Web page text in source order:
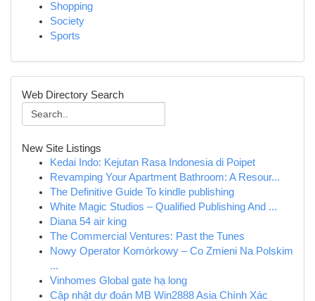
Shopping
Society
Sports
Web Directory Search
New Site Listings
Kedai Indo: Kejutan Rasa Indonesia di Poipet
Revamping Your Apartment Bathroom: A Resour...
The Definitive Guide To kindle publishing
White Magic Studios – Qualified Publishing And ...
Diana 54 air king
The Commercial Ventures: Past the Tunes
Nowy Operator Komórkowy – Co Zmieni Na Polskim
...
Vinhomes Global gate hạ long
Cập nhật dự đoán MB Win2888 Asia Chính Xác